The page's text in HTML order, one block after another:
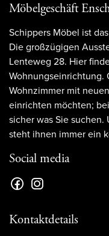
Möbelgeschäft
Schippers Möbel ist das
Die großzügigen
Lenteweg 28. Hier
Wohnungseinrichtung.
Wohnzimmer mit
einrichten möchten;
sicher was Sie
steht ihnen immer ein
Social media
Kontaktdetails